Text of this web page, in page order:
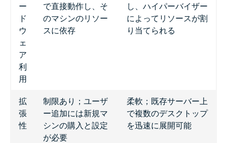
ー
ド
ウ
ェ
ア
利
用
で直接動作し、そ
のマシンのリソー
スに依存
し、ハイパーバイザー
によってリソースが割
り当てられる
拡
張
性
制限あり；ユーザ
ー追加には新規マ
シンの購入と設定
が必要
柔軟；既存サーバー上
で複数のデスクトップ
を迅速に展開可能